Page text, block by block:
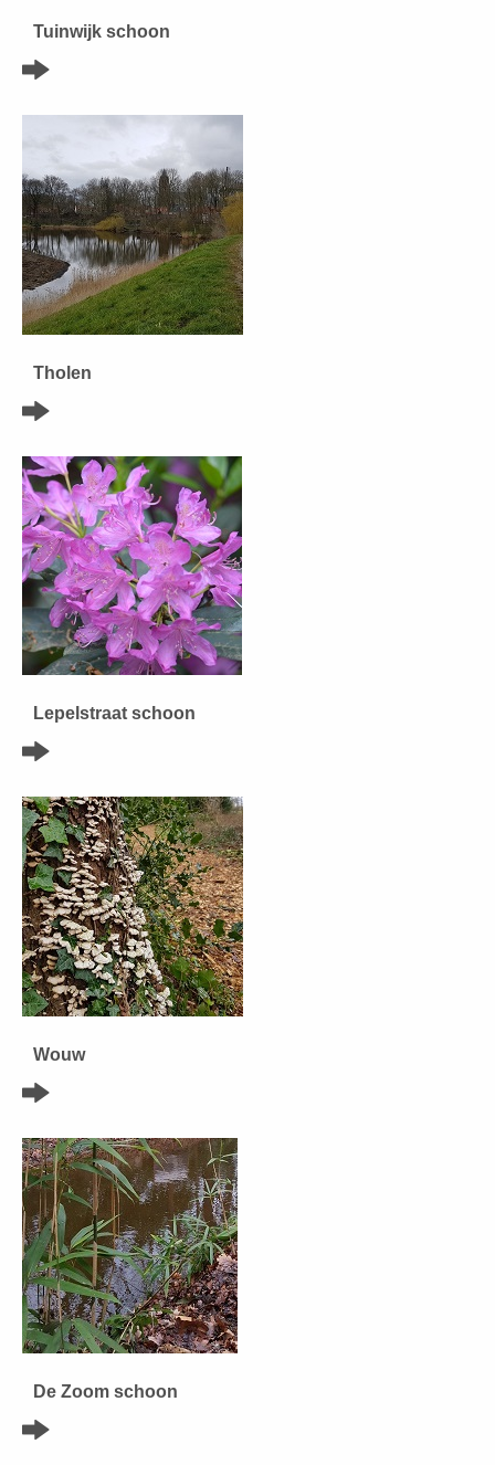
Tuinwijk schoon
Tholen
Lepelstraat schoon
Wouw
De Zoom schoon